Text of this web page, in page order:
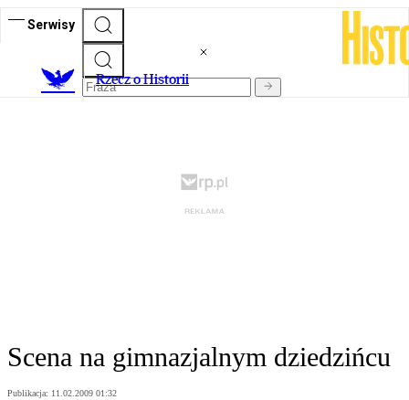
Serwisy
Rzecz o Historii
Scena na gimnazjalnym dziedzińcu
Publikacja: 11.02.2009 01:32